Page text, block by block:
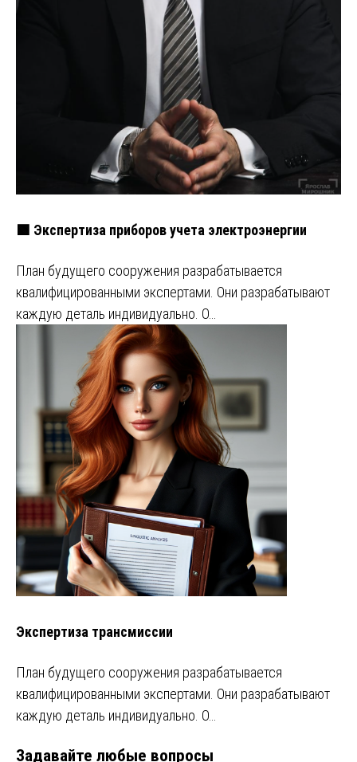
🟩 Экспертиза приборов учета электроэнергии
План будущего сооружения разрабатывается
квалифицированными экспертами. Они разрабатывают
каждую деталь индивидуально. О…
Экспертиза трансмиссии
План будущего сооружения разрабатывается
квалифицированными экспертами. Они разрабатывают
каждую деталь индивидуально. О…
Задавайте любые вопросы